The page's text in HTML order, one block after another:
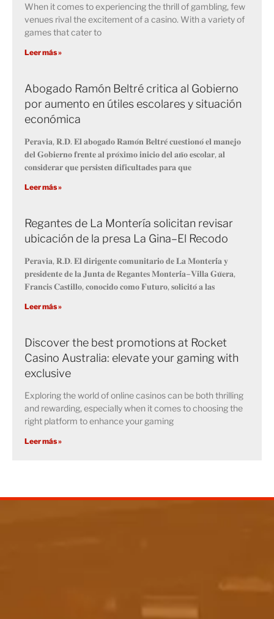
When it comes to experiencing the thrill of gambling, few
venues rival the excitement of a casino. With a variety of
games that cater to
Leer más »
Abogado Ramón Beltré critica al Gobierno
por aumento en útiles escolares y situación
económica
𝐏𝐞𝐫𝐚𝐯𝐢𝐚, 𝐑.𝐃. 𝐄𝐥 𝐚𝐛𝐨𝐠𝐚𝐝𝐨 𝐑𝐚𝐦𝐨́𝐧 𝐁𝐞𝐥𝐭𝐫𝐞́ 𝐜𝐮𝐞𝐬𝐭𝐢𝐨𝐧𝐨́ 𝐞𝐥 𝐦𝐚𝐧𝐞𝐣𝐨
𝐝𝐞𝐥 𝐆𝐨𝐛𝐢𝐞𝐫𝐧𝐨 𝐟𝐫𝐞𝐧𝐭𝐞 𝐚𝐥 𝐩𝐫𝐨́𝐱𝐢𝐦𝐨 𝐢𝐧𝐢𝐜𝐢𝐨 𝐝𝐞𝐥 𝐚𝐧̃𝐨 𝐞𝐬𝐜𝐨𝐥𝐚𝐫, 𝐚𝐥
𝐜𝐨𝐧𝐬𝐢𝐝𝐞𝐫𝐚𝐫 𝐪𝐮𝐞 𝐩𝐞𝐫𝐬𝐢𝐬𝐭𝐞𝐧 𝐝𝐢𝐟𝐢𝐜𝐮𝐥𝐭𝐚𝐝𝐞𝐬 𝐩𝐚𝐫𝐚 𝐪𝐮𝐞
Leer más »
Regantes de La Montería solicitan revisar
ubicación de la presa La Gina–El Recodo
𝐏𝐞𝐫𝐚𝐯𝐢𝐚, 𝐑.𝐃. 𝐄𝐥 𝐝𝐢𝐫𝐢𝐠𝐞𝐧𝐭𝐞 𝐜𝐨𝐦𝐮𝐧𝐢𝐭𝐚𝐫𝐢𝐨 𝐝𝐞 𝐋𝐚 𝐌𝐨𝐧𝐭𝐞𝐫𝐢́𝐚 𝐲
𝐩𝐫𝐞𝐬𝐢𝐝𝐞𝐧𝐭𝐞 𝐝𝐞 𝐥𝐚 𝐉𝐮𝐧𝐭𝐚 𝐝𝐞 𝐑𝐞𝐠𝐚𝐧𝐭𝐞𝐬 𝐌𝐨𝐧𝐭𝐞𝐫𝐢́𝐚–𝐕𝐢𝐥𝐥𝐚 𝐆𝐮̈𝐞𝐫𝐚,
𝐅𝐫𝐚𝐧𝐜𝐢𝐬 𝐂𝐚𝐬𝐭𝐢𝐥𝐥𝐨, 𝐜𝐨𝐧𝐨𝐜𝐢𝐝𝐨 𝐜𝐨𝐦𝐨 𝐅𝐮𝐭𝐮𝐫𝐨, 𝐬𝐨𝐥𝐢𝐜𝐢𝐭𝐨́ 𝐚 𝐥𝐚𝐬
Leer más »
Discover the best promotions at Rocket
Casino Australia: elevate your gaming with
exclusive
Exploring the world of online casinos can be both thrilling
and rewarding, especially when it comes to choosing the
right platform to enhance your gaming
Leer más »